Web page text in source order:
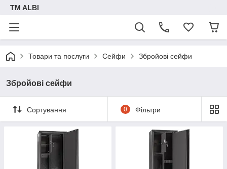
TM ALBI
Товари та послуги Сейфи Збройові сейфи
Збройові сейфи
Сортування 0 Фільтри